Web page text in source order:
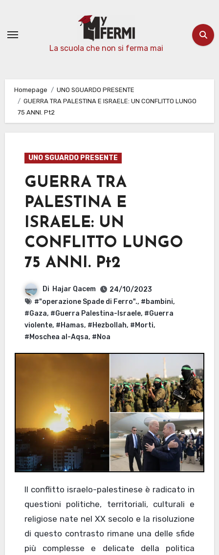
contenuto
La scuola che non si ferma mai
Homepage
UNO SGUARDO PRESENTE
GUERRA TRA PALESTINA E ISRAELE: UN CONFLITTO LUNGO
75 ANNI. Pt2
UNO SGUARDO PRESENTE
GUERRA TRA
PALESTINA E
ISRAELE: UN
CONFLITTO LUNGO
75 ANNI. Pt2
Di Hajar Qacem
24/10/2023
#"operazione Spade di Ferro"., #bambini,
#Gaza, #Guerra Palestina-Israele, #Guerra
violente, #Hamas, #Hezbollah, #Morti,
#Moschea al-Aqsa, #Noa
Il conflitto israelo-palestinese è radicato in
questioni politiche, territoriali, culturali e
religiose nate nel XX secolo e la risoluzione
di questo contrasto rimane una delle sfide
più complesse e delicate della politica